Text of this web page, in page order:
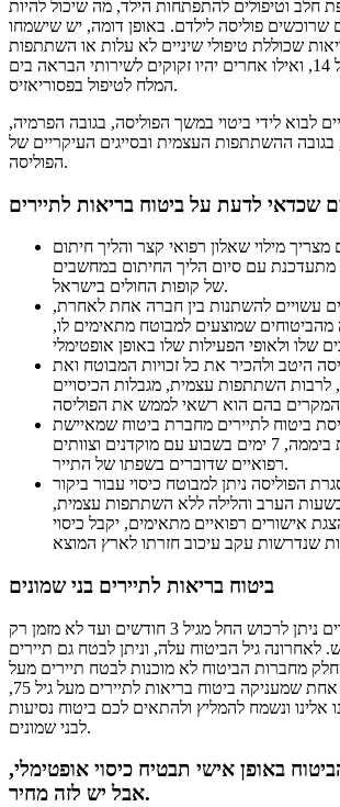
חלב וטיפולים להתפתחות הילד, מה שיכול להיות
שרוכשים פוליסה לילדם. באופן דומה, יש שישמחו
שכוללת טיפולי שיניים לא עלות או השתתפות
עצמית לילדים עד גיל 14, ואילו אחרים יהיו זקוקים לשירותי הבראה בים
המלח לטיפול בפסוריאזיס.
לבוא לידי ביטוי במשך הפוליסה, בגובה הפרמיה,
בגובה ההשתתפות העצמית ובסייגים העיקריים של
הפוליסה.
שכדאי לדעת על ביטוח בריאות לתיירים
מצריך מילוי שאלון רפואי קצר והליך חיתום
מתעדכנת עם סיום הליך החיתום במחשבים
של קופות החולים בישראל.
עשויים להשתנות בין חברה אחת לאחרת,
מהביטוחים שמוצעים למבוטח מתאימים לו,
היטב ולהכיר את כל זכויות המבוטח ואת
לרבות השתתפות עצמית, מגבלות הכיסויים
ביטוח לתיירים מחברת ביטוח שמאיישת
מוקד פניות 24 שעות ביממה, 7 ימים בשבוע עם מוקדנים וצוותים
רפואיים שדוברים בשפתו של התייר.
הפוליסה ניתן למבוטח כיסוי עבור ביקור
הערב והלילה ללא השתתפות עצמית,
אישורים רפואיים מתאימים, יקבל כיסוי
ביטוח בריאות לתיירים בני שמונים
ביטוח בריאות לתיירים ניתן לרכוש החל מגיל 3 חודשים ועד לא מזמן רק
לאחרונה גיל הביטוח עלה, וניתן לבטח גם תיירים
מחברות הביטוח לא מוכנות לבטח תיירים מעל
גיל 65, יש חברה אחת שמעניקה ביטוח בריאות לתיירים מעל גיל 75,
עד גיל 80. פנו אלינו ונשמח להמליץ ולהתאים לכם ביטוח נסיעות
לבני שמונים.
באופן אישי תבטיח כיסוי אופטימלי,
אבל יש לזה מחיר.